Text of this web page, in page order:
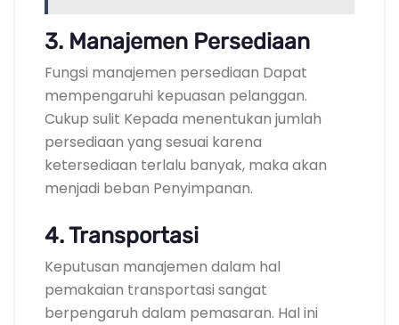
3. Manajemen Persediaan
Fungsi manajemen persediaan Dapat
mempengaruhi kepuasan pelanggan.
Cukup sulit Kepada menentukan jumlah
persediaan yang sesuai karena
ketersediaan terlalu banyak, maka akan
menjadi beban Penyimpanan.
4. Transportasi
Keputusan manajemen dalam hal
pemakaian transportasi sangat
berpengaruh dalam pemasaran. Hal ini